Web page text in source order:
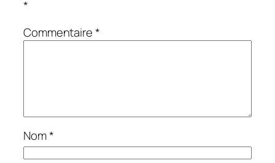
*
Commentaire*
Nom*